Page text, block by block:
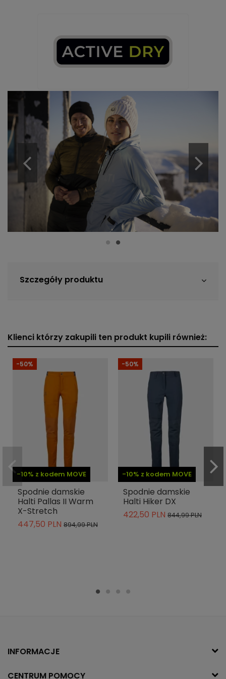
Szczegóły produktu
Klienci którzy zakupili ten produkt kupili również:
-10% z kodem MOVE
-50%
Spodnie damskie
Halti Pallas II Warm
X-Stretch
447,50 PLN 894,99 PLN
-10% z kodem MOVE
-50%
Spodnie damskie
Halti Hiker DX
422,50 PLN 844,99 PLN
INFORMACJE
CENTRUM POMOCY